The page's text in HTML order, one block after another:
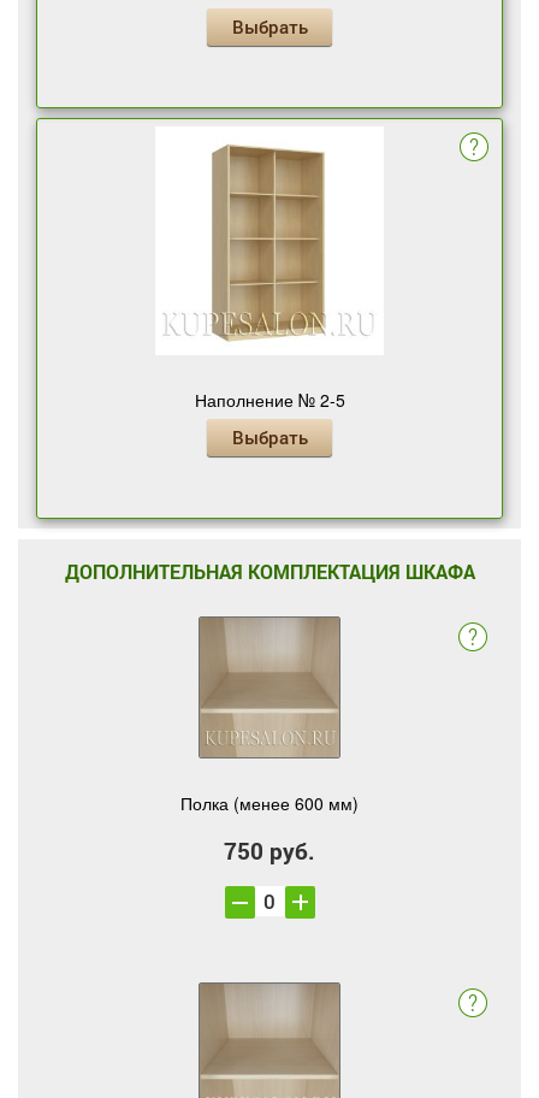
Выбрать
Наполнение № 2-5
Выбрать
ДОПОЛНИТЕЛЬНАЯ КОМПЛЕКТАЦИЯ ШКАФА
Полка (менее 600 мм)
750 руб.